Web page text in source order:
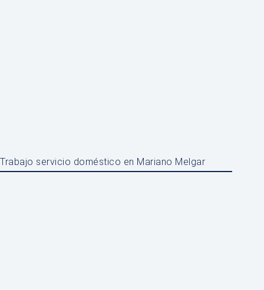
Trabajo servicio doméstico en Mariano Melgar